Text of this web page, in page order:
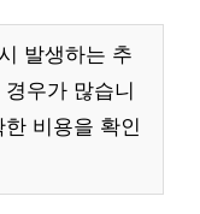
발생하는 추
우가 많습니
비용을 확인